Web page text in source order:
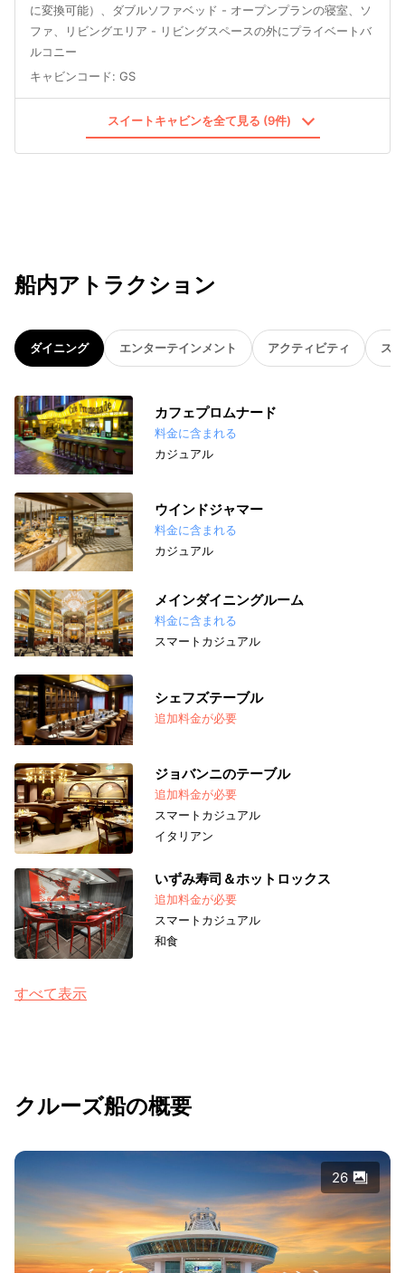
に変換可能）、ダブルソファベッド - オープンプランの寝室、ソ
ファ、リビングエリア - リビングスペースの外にプライベートバ
ルコニー
キャビンコード: GS
スイートキャビンを全て見る (9件)
船内アトラクション
ダイニング エンターテインメント アクティビティ ス
カフェプロムナード
料金に含まれる
カジュアル
ウインドジャマー
料金に含まれる
カジュアル
メインダイニングルーム
料金に含まれる
スマートカジュアル
シェフズテーブル
追加料金が必要
ジョバンニのテーブル
追加料金が必要
スマートカジュアル
イタリアン
いずみ寿司＆ホットロックス
追加料金が必要
スマートカジュアル
和食
すべて表示
クルーズ船の概要
26